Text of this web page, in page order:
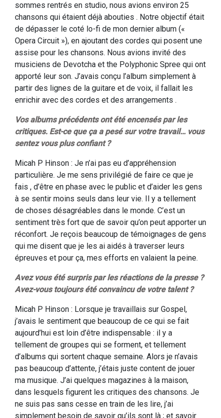
sommes rentrés en studio, nous avions environ 25
chansons qui étaient déjà abouties . Notre objectif était
de dépasser le coté lo-fi de mon dernier album («
Opera Circuit »), en ajoutant des cordes qui posent une
assise pour les chansons. Nous avions invité des
musiciens de Devotcha et the Polyphonic Spree qui ont
apporté leur son. J’avais conçu l’album simplement à
partir des lignes de la guitare et de voix, il fallait les
enrichir avec des cordes et des arrangements .
Vos albums précédents ont été encensés par les
critiques. Est-ce que ça a pesé sur votre travail… vous
sentez vous plus confiant ?
Micah P Hinson : Je n’ai pas eu d’appréhension
particulière. Je me sens privilégié de faire ce que je
fais , d’être en phase avec le public et d’aider les gens
à se sentir moins seuls dans leur vie. Il y a tellement
de choses désagréables dans le monde. C’est un
sentiment très fort que de savoir qu’on peut apporter un
réconfort. Je reçois beaucoup de témoignages de gens
qui me disent que je les ai aidés à traverser leurs
épreuves et pour ça, mes efforts en valaient la peine.
Avez vous été surpris par les réactions de la presse ?
Avez-vous toujours été convaincu de votre talent ?
Micah P Hinson : Lorsque je travaillais sur Gospel,
j’avais le sentiment que beaucoup de ce qui se fait
aujourd’hui est loin d’être indispensable : il y a
tellement de groupes qui se forment, et tellement
d’albums qui sortent chaque semaine. Alors je n’avais
pas beaucoup d’attente, j’étais juste content de jouer
ma musique. J’ai quelques magazines à la maison,
dans lesquels figurent les critiques des chansons. Je
ne suis pas sans cesse en train de les lire, j’ai
simplement besoin de savoir qu’ils sont là ; et savoir